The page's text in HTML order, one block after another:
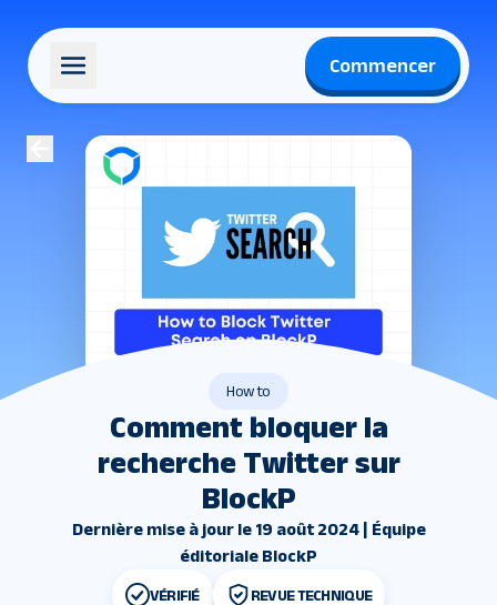
Commencer
How to
Comment bloquer la
recherche Twitter sur
BlockP
Dernière mise à jour le 19 août 2024 | Équipe
éditoriale BlockP
VÉRIFIÉ REVUE TECHNIQUE